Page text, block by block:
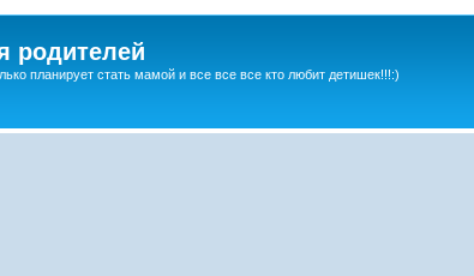
родителей
планирует стать мамой и все все все кто любит детишек!!!:)